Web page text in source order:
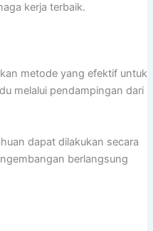
kerja terbaik.
metode yang efektif untuk
melalui pendampingan dari
dapat dilakukan secara
berlangsung